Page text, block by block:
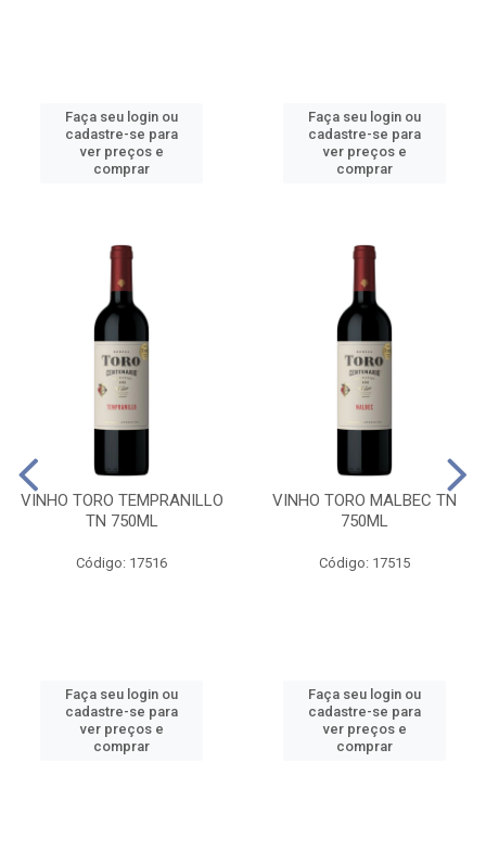
Faça seu login ou
cadastre-se para
ver preços e
comprar
Faça seu login ou
cadastre-se para
ver preços e
comprar
VINHO TORO TEMPRANILLO
TN 750ML
Código: 17516
Faça seu login ou
cadastre-se para
ver preços e
comprar
VINHO TORO MALBEC TN
750ML
Código: 17515
Faça seu login ou
cadastre-se para
ver preços e
comprar